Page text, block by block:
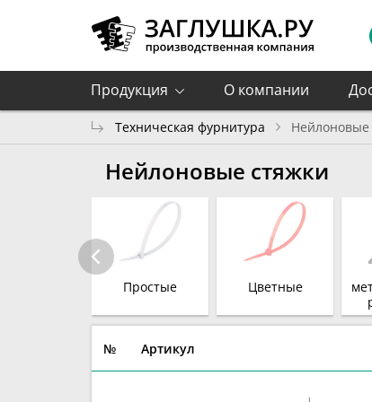
Продукция О компании
Техническая фурнитура Нейлоновые
Нейлоновые стяжки
Простые Цветные
№ Артикул